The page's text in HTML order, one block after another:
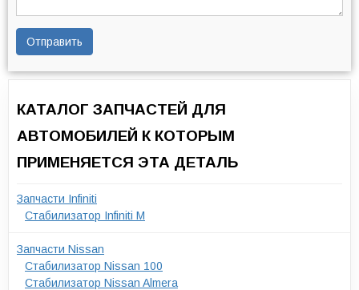
Отправить
КАТАЛОГ ЗАПЧАСТЕЙ ДЛЯ
АВТОМОБИЛЕЙ К КОТОРЫМ
ПРИМЕНЯЕТСЯ ЭТА ДЕТАЛЬ
Запчасти Infiniti
Стабилизатор Infiniti M
Запчасти Nissan
Стабилизатор Nissan 100
Стабилизатор Nissan Almera